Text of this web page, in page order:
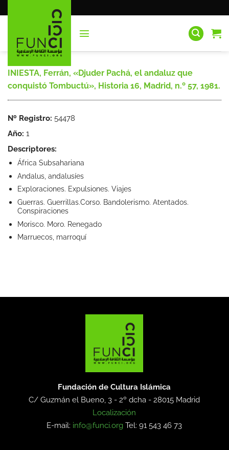
al
INIESTA, Ferrán, «Djuder Pachá, el andaluz que
conquistó Tombuctú», Historia 16, Madrid, n.º 57, 1981.
Nº Registro: 54478
Año: 1
Descriptores:
África Subsahariana
Andalus, andalusíes
Exploraciones. Expulsiones. Viajes
Guerras. Guerrillas.Corso. Bandolerismo. Atentados.
Conspiraciones
Morisco. Moro. Renegado
Marruecos, marroquí
Fundación de Cultura Islámica
C/ Guzmán el Bueno, 3 - 2º dcha -28015 Madrid
Localización
E-mail: info@funci.org Tel: 91 543 46 73